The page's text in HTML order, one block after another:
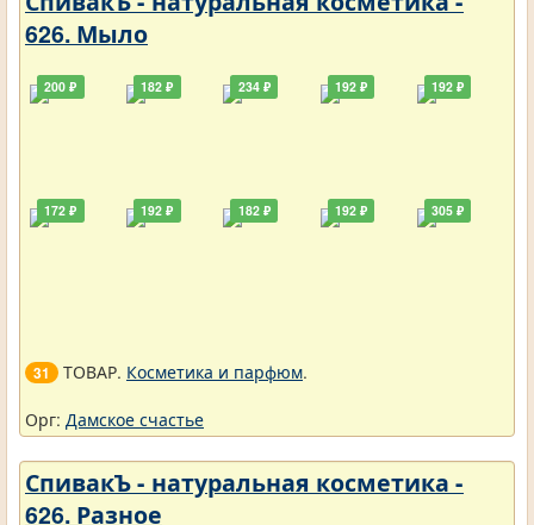
626. Мыло
200 ₽
172 ₽
182 ₽
192 ₽
234 ₽
182 ₽
192 ₽
192 ₽
192 ₽
305 ₽
31 ТОВАР. Косметика и парфюм.
Орг: Дамское счастье
СпивакЪ - натуральная косметика -
626. Разное